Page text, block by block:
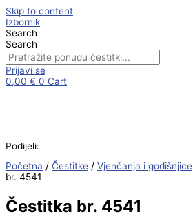
Skip to content
Izbornik
Search
Search
Prijavi se
0,00 € 0 Cart
Podijeli:
Početna / Čestitke / Vjenčanja i godišnjice
br. 4541
Čestitka br. 4541